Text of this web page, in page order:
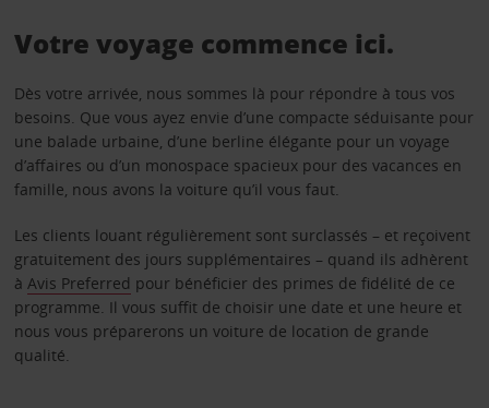
Votre voyage commence ici.
Dès votre arrivée, nous sommes là pour répondre à tous vos
besoins. Que vous ayez envie d’une compacte séduisante pour
une balade urbaine, d’une berline élégante pour un voyage
d’affaires ou d’un monospace spacieux pour des vacances en
famille, nous avons la voiture qu’il vous faut.
Les clients louant régulièrement sont surclassés – et reçoivent
gratuitement des jours supplémentaires – quand ils adhèrent
à Avis Preferred pour bénéficier des primes de fidélité de ce
programme. Il vous suffit de choisir une date et une heure et
nous vous préparerons un voiture de location de grande
qualité.